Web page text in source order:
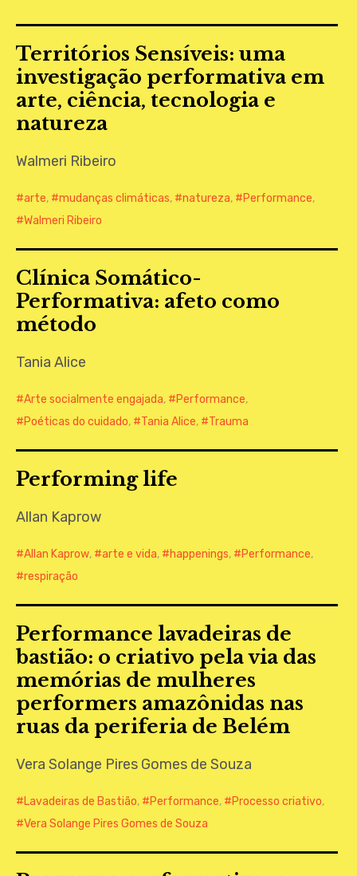
MAPEAMENTO
REVISTA IEPA
CONTATO
Territórios Sensíveis: uma
investigação performativa em
arte, ciência, tecnologia e
natureza
Walmeri Ribeiro
arte, mudanças climáticas, natureza, Performance,
Walmeri Ribeiro
Clínica Somático-
Performativa: afeto como
método
Tania Alice
Arte socialmente engajada, Performance,
Poéticas do cuidado, Tania Alice, Trauma
Performing life
Allan Kaprow
Allan Kaprow, arte e vida, happenings, Performance,
respiração
Performance lavadeiras de
bastião: o criativo pela via das
memórias de mulheres
performers amazônidas nas
ruas da periferia de Belém
Vera Solange Pires Gomes de Souza
Lavadeiras de Bastião, Performance, Processo criativo,
Vera Solange Pires Gomes de Souza